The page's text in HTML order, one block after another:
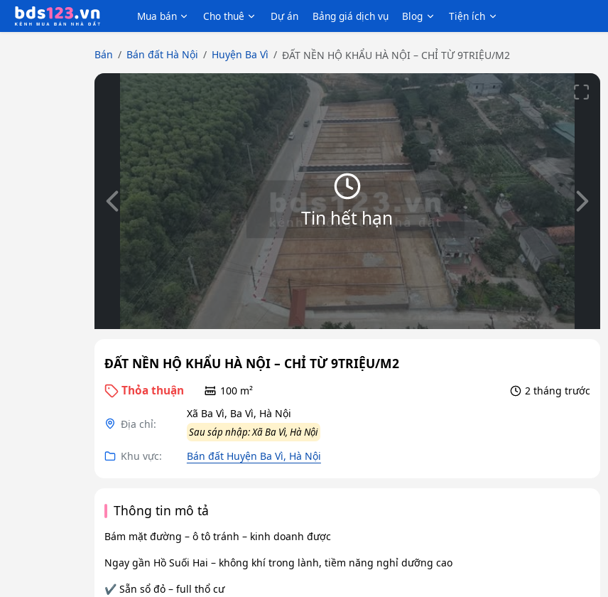
Mua bán Cho thuê Dự án Bảng giá dịch vụ Blog Tiện ích
Bán Bán đất Hà Nội Huyện Ba Vì ĐẤT NỀN HỘ KHẨU HÀ NỘI – CHỈ TỪ 9TRIỆU/M2
Tin hết hạn
Slide trước Slide
ĐẤT NỀN HỘ KHẨU HÀ NỘI – CHỈ TỪ 9TRIỆU/M2
Thỏa thuận 100 m² 2 tháng trước
Địa chỉ:
Xã Ba Vì, Ba Vì, Hà Nội
Sau sáp nhập: Xã Ba Vì, Hà Nội
Khu vực: Bán đất Huyện Ba Vì, Hà Nội
Thông tin mô tả
Bám mặt đường – ô tô tránh – kinh doanh được
Ngay gần Hồ Suối Hai – không khí trong lành, tiềm năng nghỉ dưỡng cao
✔️ Sẵn sổ đỏ – full thổ cư